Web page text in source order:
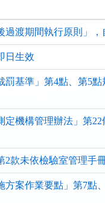
ENTER
查
看
單)
過渡期間執行原則」，
日生效
基準」第4點、第5
機構管理辦法」第
款未依檢驗室管理手
案作業要點」第7點